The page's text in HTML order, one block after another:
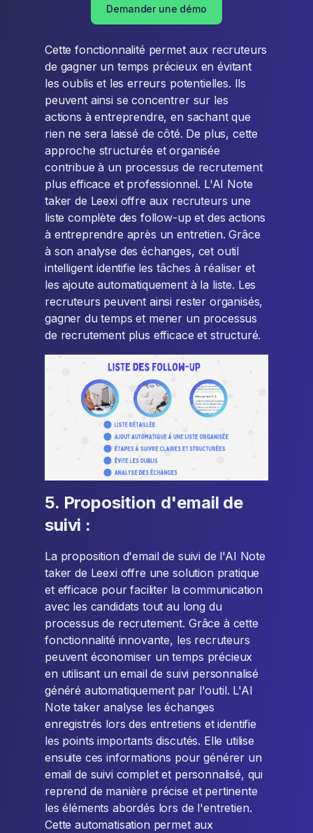
Demander une démo
Cette fonctionnalité permet aux recruteurs
de gagner un temps précieux en évitant
les oublis et les erreurs potentielles. Ils
peuvent ainsi se concentrer sur les
actions à entreprendre, en sachant que
rien ne sera laissé de côté. De plus, cette
approche structurée et organisée
contribue à un processus de recrutement
plus efficace et professionnel. L'AI Note
taker de Leexi offre aux recruteurs une
liste complète des follow-up et des actions
à entreprendre après un entretien. Grâce
à son analyse des échanges, cet outil
intelligent identifie les tâches à réaliser et
les ajoute automatiquement à la liste. Les
recruteurs peuvent ainsi rester organisés,
gagner du temps et mener un processus
de recrutement plus efficace et structuré.
5. Proposition d'email de
suivi :
La proposition d'email de suivi de l'AI Note
taker de Leexi offre une solution pratique
et efficace pour faciliter la communication
avec les candidats tout au long du
processus de recrutement. Grâce à cette
fonctionnalité innovante, les recruteurs
peuvent économiser un temps précieux
en utilisant un email de suivi personnalisé
généré automatiquement par l'outil. L'AI
Note taker analyse les échanges
enregistrés lors des entretiens et identifie
les points importants discutés. Elle utilise
ensuite ces informations pour générer un
email de suivi complet et personnalisé, qui
reprend de manière précise et pertinente
les éléments abordés lors de l'entretien.
Cette automatisation permet aux